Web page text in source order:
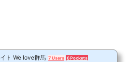
ト We love群馬 7 Users 6 Pockets